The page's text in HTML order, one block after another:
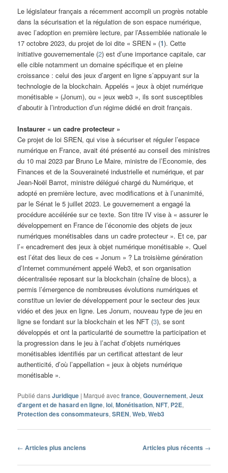
Le législateur français a récemment accompli un progrès notable
dans la sécurisation et la régulation de son espace numérique,
avec l’adoption en première lecture, par l’Assemblée nationale le
17 octobre 2023, du projet de loi dite « SREN » (1). Cette
initiative gouvernementale (2) est d’une importance capitale, car
elle cible notamment un domaine spécifique et en pleine
croissance : celui des jeux d’argent en ligne s’appuyant sur la
technologie de la blockchain. Appelés « jeux à objet numérique
monétisable » (Jonum), ou « jeux web3 », ils sont susceptibles
d’aboutir à l’introduction d’un régime dédié en droit français.
Instaurer « un cadre protecteur »
Ce projet de loi SREN, qui vise à sécuriser et réguler l’espace
numérique en France, avait été présenté au conseil des ministres
du 10 mai 2023 par Bruno Le Maire, ministre de l’Economie, des
Finances et de la Souveraineté industrielle et numérique, et par
Jean-Noël Barrot, ministre délégué chargé du Numérique, et
adopté en première lecture, avec modifications et à l’unanimité,
par le Sénat le 5 juillet 2023. Le gouvernement a engagé la
procédure accélérée sur ce texte. Son titre IV vise à « assurer le
développement en France de l’économie des objets de jeux
numériques monétisables dans un cadre protecteur ». Et ce, par
l’« encadrement des jeux à objet numérique monétisable ». Quel
est l’état des lieux de ces « Jonum » ? La troisième génération
d’Internet communément appelé Web3, et son organisation
décentralisée reposant sur la blockchain (chaîne de blocs), a
permis l’émergence de nombreuses évolutions numériques et
constitue un levier de développement pour le secteur des jeux
vidéo et des jeux en ligne. Les Jonum, nouveau type de jeu en
ligne se fondant sur la blockchain et les NFT (3), se sont
développés et ont la particularité de soumettre la participation et
la progression dans le jeu à l’achat d’objets numériques
monétisables identifiés par un certificat attestant de leur
authenticité, d’où l’appellation « jeux à objets numérique
monétisable ».
Publié dansJuridique | Marqué avecfrance,Gouvernement,Jeux
d'argent et de hasard en ligne,loi,Monétisation,NFT, P2E,
Protection des consommateurs,SREN,Web,Web3
Navigation
articles
← Articles plus anciens Articles plus récents →